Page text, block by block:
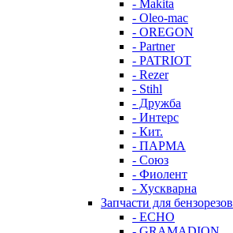
- Makita
- Oleo-mac
- OREGON
- Partner
- PATRIOT
- Rezer
- Stihl
- Дружба
- Интерс
- Кит.
- ПАРМА
- Союз
- Фиолент
- Хускварна
Запчасти для бензорезов
- ECHO